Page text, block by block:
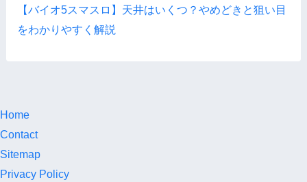
【バイオ5スマスロ】天井はいくつ？やめどきと狙い目
をわかりやすく解説
Home
Contact
Sitemap
Privacy Policy